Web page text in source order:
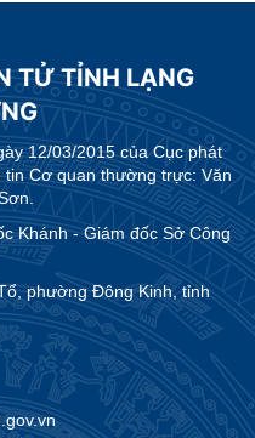
TỬ TỈNH LẠNG
12/03/2015 của Cục phát
Cơ quan thường trực: Văn
Khánh - Giám đốc Sở Công
phường Đông Kinh, tỉnh